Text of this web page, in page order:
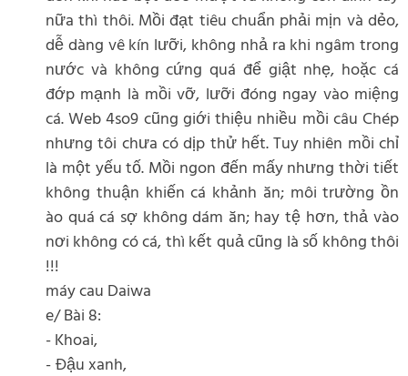
nữa thì thôi. Mồi đạt tiêu chuẩn phải mịn và dẻo,
dễ dàng vê kín lưỡi, không nhả ra khi ngâm trong
nước và không cứng quá để giật nhẹ, hoặc cá
đớp mạnh là mồi vỡ, lưỡi đóng ngay vào miệng
cá. Web 4so9 cũng giới thiệu nhiều mồi câu Chép
nhưng tôi chưa có dịp thử hết. Tuy nhiên mồi chỉ
là một yếu tố. Mồi ngon đến mấy nhưng thời tiết
không thuận khiến cá khảnh ăn; môi trường ồn
ào quá cá sợ không dám ăn; hay tệ hơn, thả vào
nơi không có cá, thì kết quả cũng là số không thôi
!!!
máy cau Daiwa
e/ Bài 8:
- Khoai,
- Đậu xanh,